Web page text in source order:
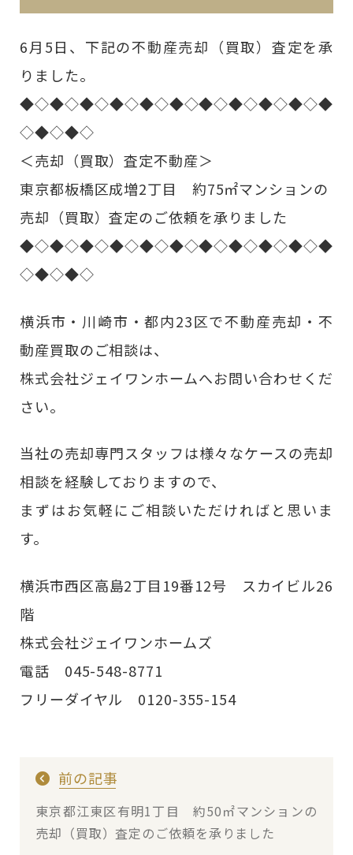
6月5日、下記の不動産売却（買取）査定を承
りました。
◆◇◆◇◆◇◆◇◆◇◆◇◆◇◆◇◆◇◆◇◆
◇◆◇◆◇
＜売却（買取）査定不動産＞
東京都板橋区成増2丁目 約75㎡マンションの
売却（買取）査定のご依頼を承りました
◆◇◆◇◆◇◆◇◆◇◆◇◆◇◆◇◆◇◆◇◆
◇◆◇◆◇
横浜市・川崎市・都内23区で不動産売却・不
動産買取のご相談は、
株式会社ジェイワンホームへお問い合わせくだ
さい。
当社の売却専門スタッフは様々なケースの売却
相談を経験しておりますので、
まずはお気軽にご相談いただければと思いま
す。
横浜市西区高島2丁目19番12号 スカイビル26
階
株式会社ジェイワンホームズ
電話 045-548-8771
フリーダイヤル 0120-355-154
前の記事
東京都江東区有明1丁目 約50㎡マンションの
売却（買取）査定のご依頼を承りました